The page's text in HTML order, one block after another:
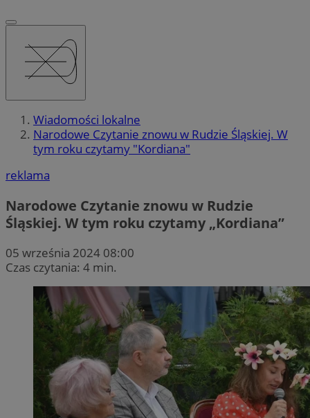
Wiadomości lokalne
Narodowe Czytanie znowu w Rudzie Śląskiej. W
tym roku czytamy "Kordiana"
reklama
Narodowe Czytanie znowu w Rudzie
Śląskiej. W tym roku czytamy „Kordiana”
05 września 2024 08:00
Czas czytania: 4 min.